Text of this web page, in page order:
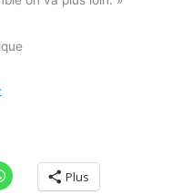
Plus